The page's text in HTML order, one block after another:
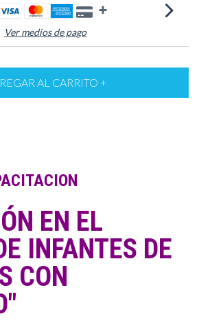
Ver medios de pago
EN EL
INFANTES DE
CON